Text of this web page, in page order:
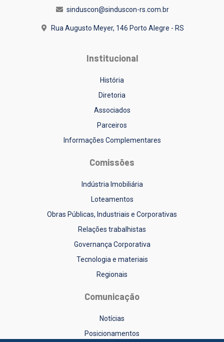
sinduscon@sinduscon-rs.com.br
Rua Augusto Meyer, 146 Porto Alegre - RS
Institucional
História
Diretoria
Associados
Parceiros
Informações Complementares
Comissões
Indústria Imobiliária
Loteamentos
Obras Públicas, Industriais e Corporativas
Relações trabalhistas
Governança Corporativa
Tecnologia e materiais
Regionais
Comunicação
Notícias
Posicionamentos